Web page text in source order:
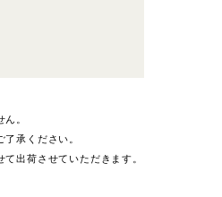
。
承ください。
出荷させていただきます。